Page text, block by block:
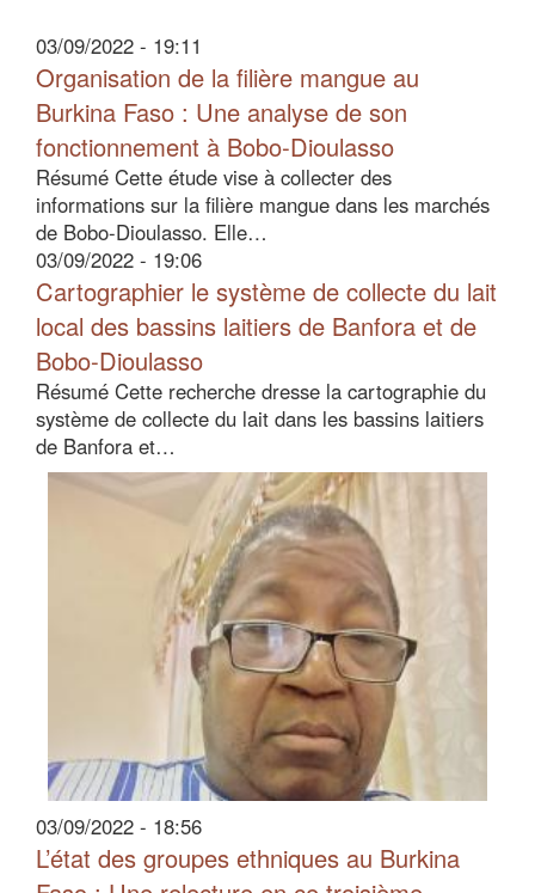
03/09/2022 - 19:11
Organisation de la filière mangue au
Burkina Faso : Une analyse de son
fonctionnement à Bobo-Dioulasso
Résumé Cette étude vise à collecter des
informations sur la filière mangue dans les marchés
de Bobo-Dioulasso. Elle…
03/09/2022 - 19:06
Cartographier le système de collecte du lait
local des bassins laitiers de Banfora et de
Bobo-Dioulasso
Résumé Cette recherche dresse la cartographie du
système de collecte du lait dans les bassins laitiers
de Banfora et…
03/09/2022 - 18:56
L’état des groupes ethniques au Burkina